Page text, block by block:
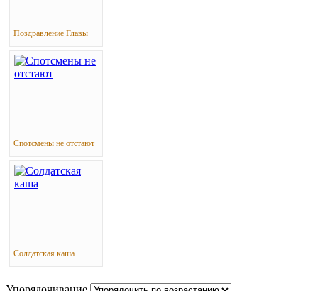
Поздравление Главы
Спотсмены не отстают
Солдатская каша